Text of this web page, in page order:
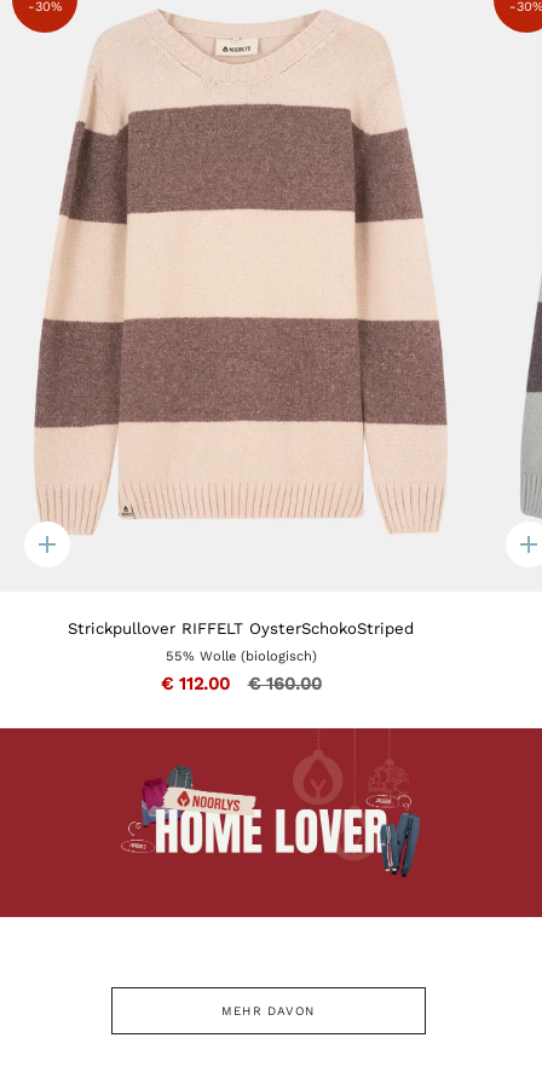
Quick
-30%
Strickpullover RIFFELT OysterSchokoStriped
55% Wolle (biologisch)
€ 112.00 € 160.00
-30%
MEHR DAVON